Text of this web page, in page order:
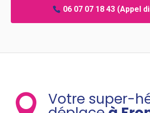
06 07 07 18 43(Appel
 Votre super-